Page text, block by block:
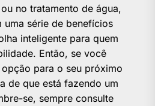
no tratamento de água,
uma série de benefícios
inteligente para quem
Então, se você
para o seu próximo
de que está fazendo um
se, sempre consulte